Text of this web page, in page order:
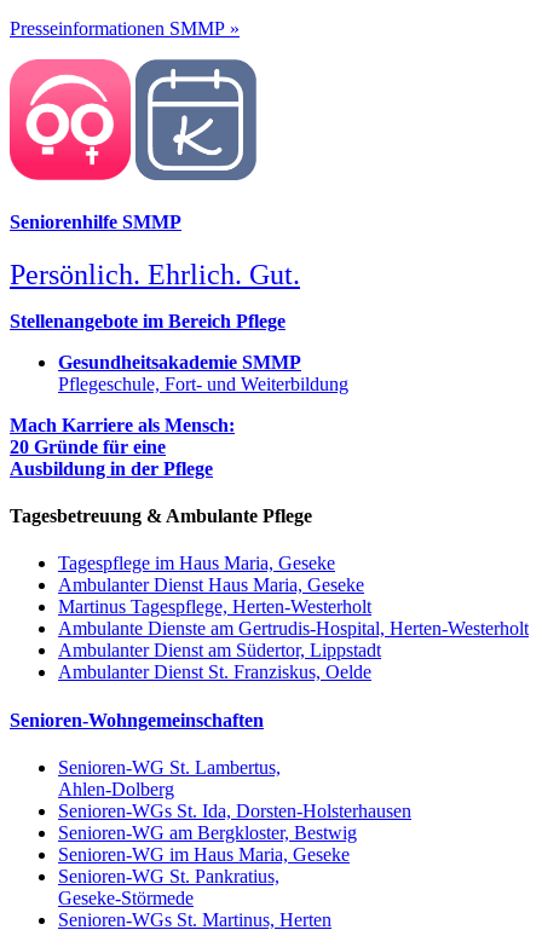
Presseinformationen SMMP »
Seniorenhilfe SMMP
Persönlich. Ehrlich. Gut.
Stellenangebote im Bereich Pflege
Gesundheitsakademie SMMP
Pflegeschule, Fort- und Weiterbildung
Mach Karriere als Mensch:
20 Gründe für eine
Ausbildung in der Pflege
Tagesbetreuung & Ambulante Pflege
Tagespflege im Haus Maria, Geseke
Ambulanter Dienst Haus Maria, Geseke
Martinus Tagespflege, Herten-Westerholt
Ambulante Dienste am Gertrudis-Hospital, Herten-Westerholt
Ambulanter Dienst am Südertor, Lippstadt
Ambulanter Dienst St. Franziskus, Oelde
Senioren-Wohngemeinschaften
Senioren-WG St. Lambertus,
Ahlen-Dolberg
Senioren-WGs St. Ida, Dorsten-Holsterhausen
Senioren-WG am Bergkloster, Bestwig
Senioren-WG im Haus Maria, Geseke
Senioren-WG St. Pankratius,
Geseke-Störmede
Senioren-WGs St. Martinus, Herten